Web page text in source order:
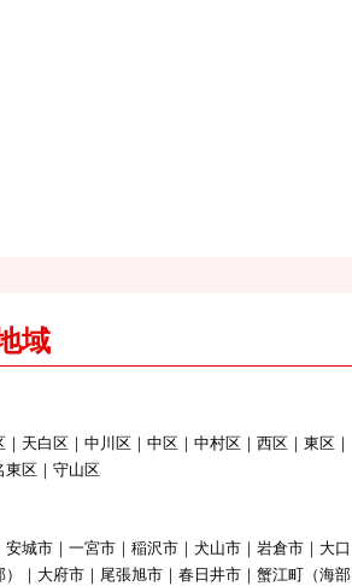
域
天白区｜中川区｜中区｜中村区｜西区｜東区｜
東区｜守山区
城市｜一宮市｜稲沢市｜犬山市｜岩倉市｜大口
｜大府市｜尾張旭市｜春日井市｜蟹江町（海部